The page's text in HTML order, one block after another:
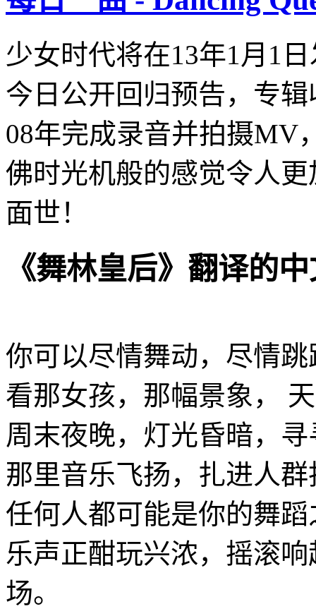
少女时代将在13年1月1
今日公开回归预告，专辑
08年完成录音并拍摄MV
佛时光机般的感觉令人
面世！
《舞林皇后》翻译的
你可以尽情舞动，尽情
看那女孩，那幅景象，
周末夜晚，灯光昏暗，
那里音乐飞扬，扎进人
任何人都可能是你的舞蹈
乐声正酣玩兴浓，摇滚
场。